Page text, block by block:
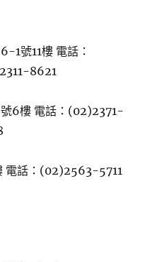
1號11樓 電話：
8621
6樓 電話：(02)2371-
電話：(02)2563-5711